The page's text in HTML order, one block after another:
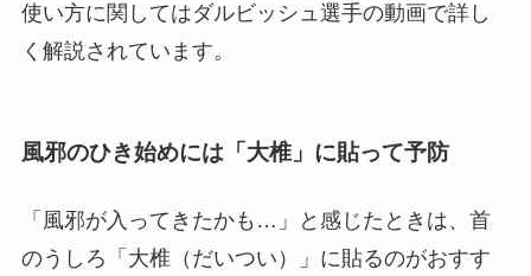
使い方に関してはダルビッシュ選手の動画で詳し
く解説されています。
風邪のひき始めには「大椎」に貼って予防
「風邪が入ってきたかも…」と感じたときは、首
のうしろ「大椎（だいつい）」に貼るのがおすす